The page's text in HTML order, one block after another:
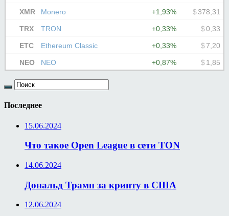
Последнее
15.06.2024
Что такое Open League в сети TON
14.06.2024
Дональд Трамп за крипту в США
12.06.2024